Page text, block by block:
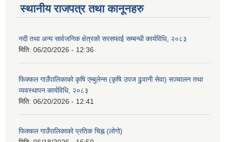
स्थानीय राजपत्र तथा कानूनहरु
नदी तथा अन्य सार्वजनिक क्षेत्रको सरसफाई सम्बन्धी कार्यविधि, २०८३
मिति: 06/20/2026 - 12:36
फिक्कल गाउँपालिकाको कृषि एम्बुलेन्स (कृषि उपज ढुवानी सेवा) सञ्चालन तथा
व्यवस्थापन कार्यविधि, २०८३
मिति: 06/20/2026 - 12:41
फिक्कल गाउँपालिकाको प्रतिक चिह्न (लोगो)